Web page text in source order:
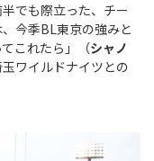
でも際立った、チー
今季BL東京の強みと
これたら」（シャノ
ワイルドナイツとの